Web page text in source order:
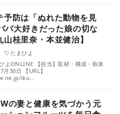
予防は「ぬれた動物を見
パ大好きだった娘の切な
桂里奈・本並健治】
たまひよ
よONLINE 【担当】取材・構成・執筆
月30日 【URL】
iku…
の妻と健康を気づかう元